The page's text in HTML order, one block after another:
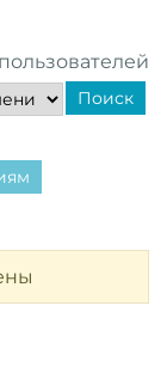
Поиск